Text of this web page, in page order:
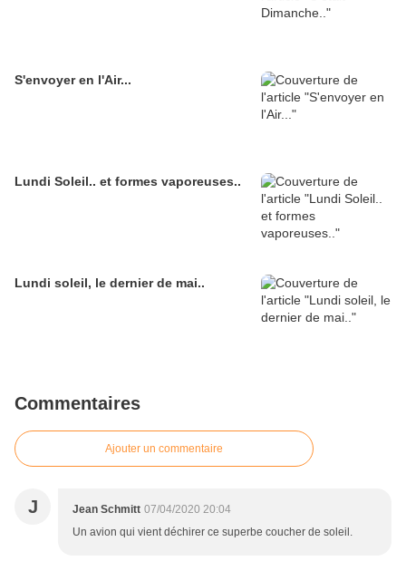
S'envoyer en l'Air...
Lundi Soleil.. et formes vaporeuses..
Lundi soleil, le dernier de mai..
Commentaires
Ajouter un commentaire
J Jean Schmitt 07/04/2020 20:04
Un avion qui vient déchirer ce superbe coucher de soleil.